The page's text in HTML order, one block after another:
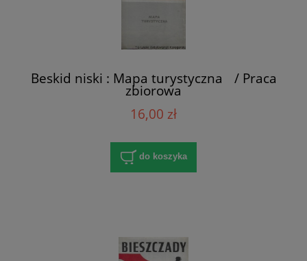
Beskid niski : Mapa turystyczna / Praca
zbiorowa
16,00 zł
do koszyka